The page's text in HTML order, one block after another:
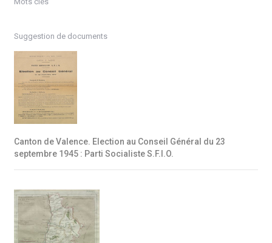
Suggestion de documents
Canton de Valence. Election au Conseil Général du 23
septembre 1945 : Parti Socialiste S.F.I.O.